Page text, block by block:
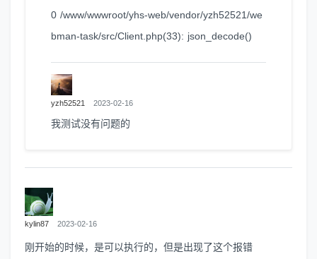
0 /www/wwwroot/yhs-web/vendor/yzh52521/we
bman-task/src/Client.php(33): json_decode()
yzh52521 2023-02-16
我测试没有问题的
kylin87 2023-02-16
刚开始的时候，是可以执行的，但是出现了这个报错